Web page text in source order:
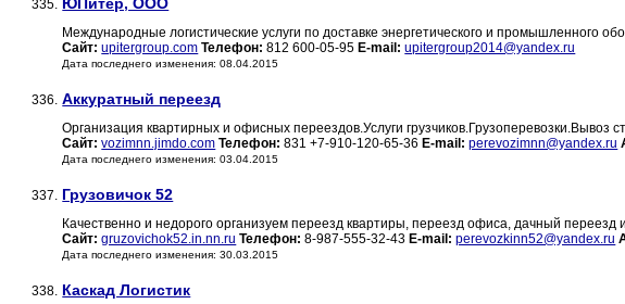
335.
Международные логистические услуги по доставке энергетического и промышленного
Сайт: upitergroup.com Телефон: 812 600-05-95 E-mail: upitergroup2014@yandex.ru
Дата последнего изменения: 08.04.2015
336. Аккуратный переезд
Организация квартирных и офисных переездов.Услуги грузчиков.Грузоперевозки.Вывоз
Сайт: vozimnn.jimdo.com Телефон: 831 +7-910-120-65-36 E-mail: perevozimnn@yandex.ru
Дата последнего изменения: 03.04.2015
337. Грузовичок 52
Качественно и недорого организуем переезд квартиры, переезд офиса, дачный
Сайт: gruzovichok52.in.nn.ru Телефон: 8-987-555-32-43 E-mail: perevozkinn52@yandex.ru
Дата последнего изменения: 30.03.2015
338. Каскад Логистик